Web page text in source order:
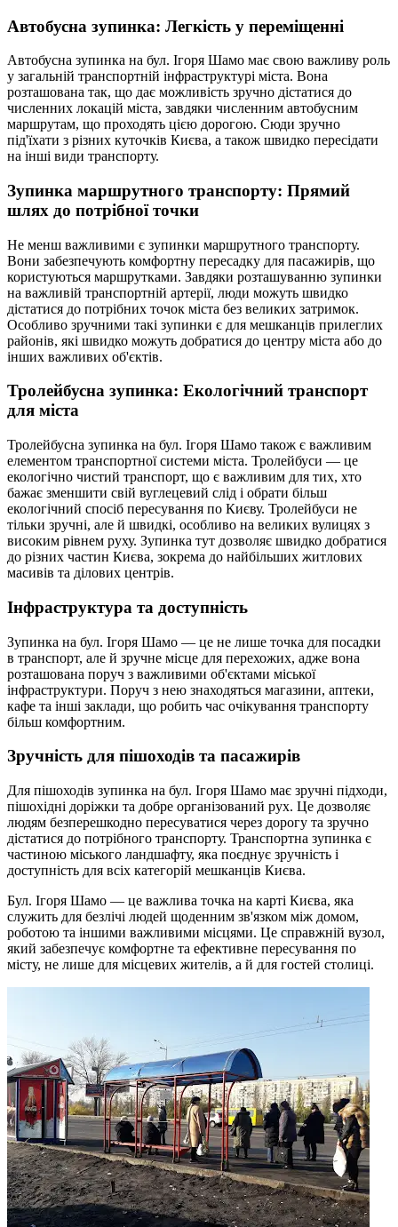
Автобусна зупинка: Легкість у переміщенні
Автобусна зупинка на бул. Ігоря Шамо має свою важливу роль
у загальній транспортній інфраструктурі міста. Вона
розташована так, що дає можливість зручно дістатися до
численних локацій міста, завдяки численним автобусним
маршрутам, що проходять цією дорогою. Сюди зручно
під'їхати з різних куточків Києва, а також швидко пересідати
на інші види транспорту.
Зупинка маршрутного транспорту: Прямий
шлях до потрібної точки
Не менш важливими є зупинки маршрутного транспорту.
Вони забезпечують комфортну пересадку для пасажирів, що
користуються маршрутками. Завдяки розташуванню зупинки
на важливій транспортній артерії, люди можуть швидко
дістатися до потрібних точок міста без великих затримок.
Особливо зручними такі зупинки є для мешканців прилеглих
районів, які швидко можуть добратися до центру міста або до
інших важливих об'єктів.
Тролейбусна зупинка: Екологічний транспорт
для міста
Тролейбусна зупинка на бул. Ігоря Шамо також є важливим
елементом транспортної системи міста. Тролейбуси — це
екологічно чистий транспорт, що є важливим для тих, хто
бажає зменшити свій вуглецевий слід і обрати більш
екологічний спосіб пересування по Києву. Тролейбуси не
тільки зручні, але й швидкі, особливо на великих вулицях з
високим рівнем руху. Зупинка тут дозволяє швидко добратися
до різних частин Києва, зокрема до найбільших житлових
масивів та ділових центрів.
Інфраструктура та доступність
Зупинка на бул. Ігоря Шамо — це не лише точка для посадки
в транспорт, але й зручне місце для перехожих, адже вона
розташована поруч з важливими об'єктами міської
інфраструктури. Поруч з нею знаходяться магазини, аптеки,
кафе та інші заклади, що робить час очікування транспорту
більш комфортним.
Зручність для пішоходів та пасажирів
Для пішоходів зупинка на бул. Ігоря Шамо має зручні підходи,
пішохідні доріжки та добре організований рух. Це дозволяє
людям безперешкодно пересуватися через дорогу та зручно
дістатися до потрібного транспорту. Транспортна зупинка є
частиною міського ландшафту, яка поєднує зручність і
доступність для всіх категорій мешканців Києва.
Бул. Ігоря Шамо — це важлива точка на карті Києва, яка
служить для безлічі людей щоденним зв'язком між домом,
роботою та іншими важливими місцями. Це справжній вузол,
який забезпечує комфортне та ефективне пересування по
місту, не лише для місцевих жителів, а й для гостей столиці.